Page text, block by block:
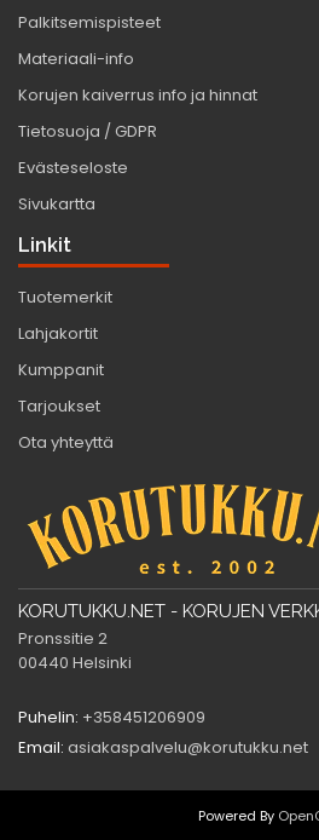
Palkitsemispisteet
Materiaali-info
Korujen kaiverrus info ja hinnat
Tietosuoja / GDPR
Evästeseloste
Sivukartta
Linkit
Tuotemerkit
Lahjakortit
Kumppanit
Tarjoukset
Ota yhteyttä
KORUTUKKU.NET - KORUJEN
Pronssitie 2
00440 Helsinki
Puhelin: +358451206909
Email: asiakaspalvelu@korutukku.net
Powered By